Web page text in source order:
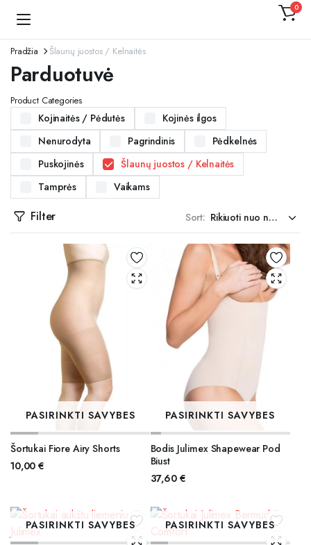
0
Pradžia Šlaunų juostos / Kelnaitės
Parduotuvė
Product Categories
Kojinaitės / Pėdutės
Kojinės ilgos
Nenurodyta
Pagrindinis
Pėdkelnės
Puskojinės
Šlaunų juostos / Kelnaitės
Tamprės
Vaikams
Filter Sort:
PASIRINKTI SAVYBES
Šortukai Fiore Airy Shorts
10,00€
PASIRINKTI SAVYBES
Bodis Julimex Shapewear Pod
Biust
37,60 €
PASIRINKTI SAVYBES PASIRINKTI SAVYBES